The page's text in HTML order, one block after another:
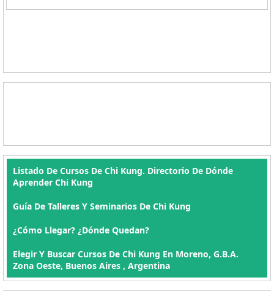
Listado De Cursos De Chi Kung. Directorio De Dónde
Aprender Chi Kung
Guía De Talleres Y Seminarios De Chi Kung
¿Cómo Llegar? ¿Dónde Quedan?
Elegir Y Buscar Cursos De Chi Kung En Moreno, G.B.A.
Zona Oeste, Buenos Aires , Argentina